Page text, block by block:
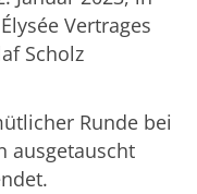
Vertrages
Scholz
Runde bei
ausgetauscht